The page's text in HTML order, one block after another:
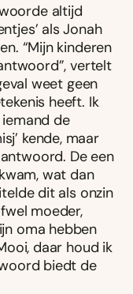
altijd
als Jonah
“Mijn kinderen
vertelt
weet geen
heeft. Ik
de
kende, maar
De een
wat dan
dit als onzin
moeder,
oma hebben
daar houd ik
biedt de